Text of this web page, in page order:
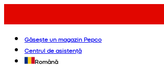
Găsește un magazin Pepco
Centrul de asistență
Română